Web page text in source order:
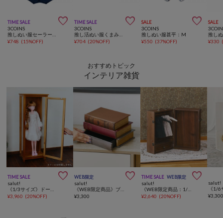
TIME SALE 
3COINS
¥748 (15%OFF)
TIME SALE 
3COINS
¥704 (20%OFF)
SALE 
3COINS
推しぬい服甚平：M
¥550 (37%OFF)
SALE
¥330
おすすめトピック
インテリア雑貨
TIME SALE 
salut!
¥3,960 (20%OFF)
WEB限定 
salut!
¥3,300
TIME SALE WEB限定 
salut!
《WEB限定商品：1/6サイズ》クローゼットトランクミニ／petit monde
¥2,640 (20%OFF)
salut!
¥